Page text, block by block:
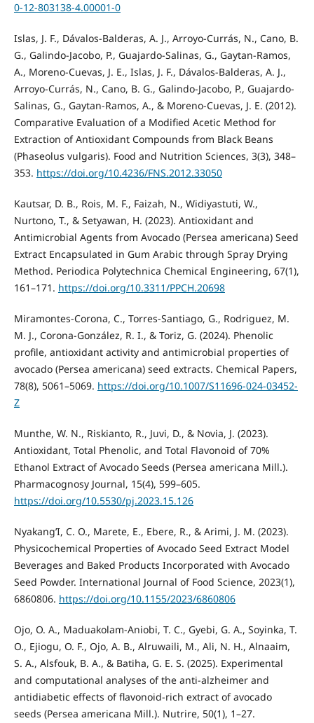
0-12-803138-4.00001-0
Islas, J. F., Dávalos-Balderas, A. J., Arroyo-Currás, N., Cano, B.
G., Galindo-Jacobo, P., Guajardo-Salinas, G., Gaytan-Ramos,
A., Moreno-Cuevas, J. E., Islas, J. F., Dávalos-Balderas, A. J.,
Arroyo-Currás, N., Cano, B. G., Galindo-Jacobo, P., Guajardo-
Salinas, G., Gaytan-Ramos, A., & Moreno-Cuevas, J. E. (2012).
Comparative Evaluation of a Modified Acetic Method for
Extraction of Antioxidant Compounds from Black Beans
(Phaseolus vulgaris). Food and Nutrition Sciences, 3(3), 348–
353. https://doi.org/10.4236/FNS.2012.33050
Kautsar, D. B., Rois, M. F., Faizah, N., Widiyastuti, W.,
Nurtono, T., & Setyawan, H. (2023). Antioxidant and
Antimicrobial Agents from Avocado (Persea americana) Seed
Extract Encapsulated in Gum Arabic through Spray Drying
Method. Periodica Polytechnica Chemical Engineering, 67(1),
161–171. https://doi.org/10.3311/PPCH.20698
Miramontes-Corona, C., Torres-Santiago, G., Rodriguez, M.
M. J., Corona-González, R. I., & Toriz, G. (2024). Phenolic
profile, antioxidant activity and antimicrobial properties of
avocado (Persea americana) seed extracts. Chemical Papers,
78(8), 5061–5069. https://doi.org/10.1007/S11696-024-03452-
Z
Munthe, W. N., Riskianto, R., Juvi, D., & Novia, J. (2023).
Antioxidant, Total Phenolic, and Total Flavonoid of 70%
Ethanol Extract of Avocado Seeds (Persea americana Mill.).
Pharmacognosy Journal, 15(4), 599–605.
https://doi.org/10.5530/pj.2023.15.126
Nyakang’I, C. O., Marete, E., Ebere, R., & Arimi, J. M. (2023).
Physicochemical Properties of Avocado Seed Extract Model
Beverages and Baked Products Incorporated with Avocado
Seed Powder. International Journal of Food Science, 2023(1),
6860806. https://doi.org/10.1155/2023/6860806
Ojo, O. A., Maduakolam-Aniobi, T. C., Gyebi, G. A., Soyinka, T.
O., Ejiogu, O. F., Ojo, A. B., Alruwaili, M., Ali, N. H., Alnaaim,
S. A., Alsfouk, B. A., & Batiha, G. E. S. (2025). Experimental
and computational analyses of the anti-alzheimer and
antidiabetic effects of flavonoid-rich extract of avocado
seeds (Persea americana Mill.). Nutrire, 50(1), 1–27.